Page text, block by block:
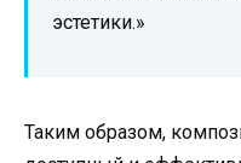
эстетики.»
Таким образом,